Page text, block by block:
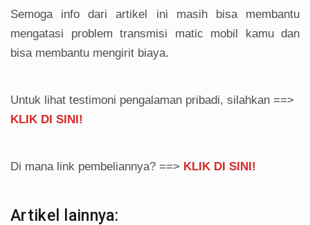
Semoga info dari artikel ini masih bisa membantu
mengatasi problem transmisi matic mobil kamu dan
bisa membantu mengirit biaya.
Untuk lihat testimoni pengalaman pribadi, silahkan ==>
KLIK DI SINI!
Di mana link pembeliannya? ==> KLIK DI SINI!
Artikel lainnya: